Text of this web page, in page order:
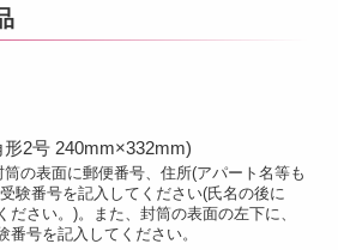
2号 240mm×332mm)
の表面に郵便番号、住所(アパート名等も
験番号を記入してください(氏名の後に
ださい。)。また、封筒の表面の左下に、
番号を記入してください。